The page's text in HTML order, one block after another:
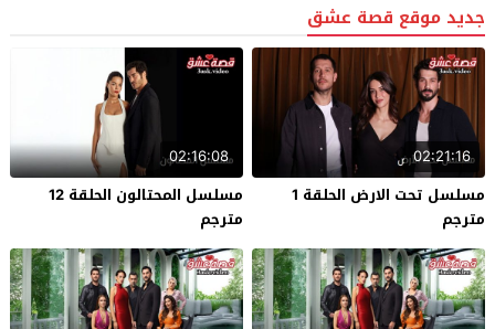
جديد موقع قصة عشق
02:21:16
مسلسل تحت الارض الحلقة 1
مترجم
02:16:08
مسلسل المحتالون الحلقة 12
مترجم